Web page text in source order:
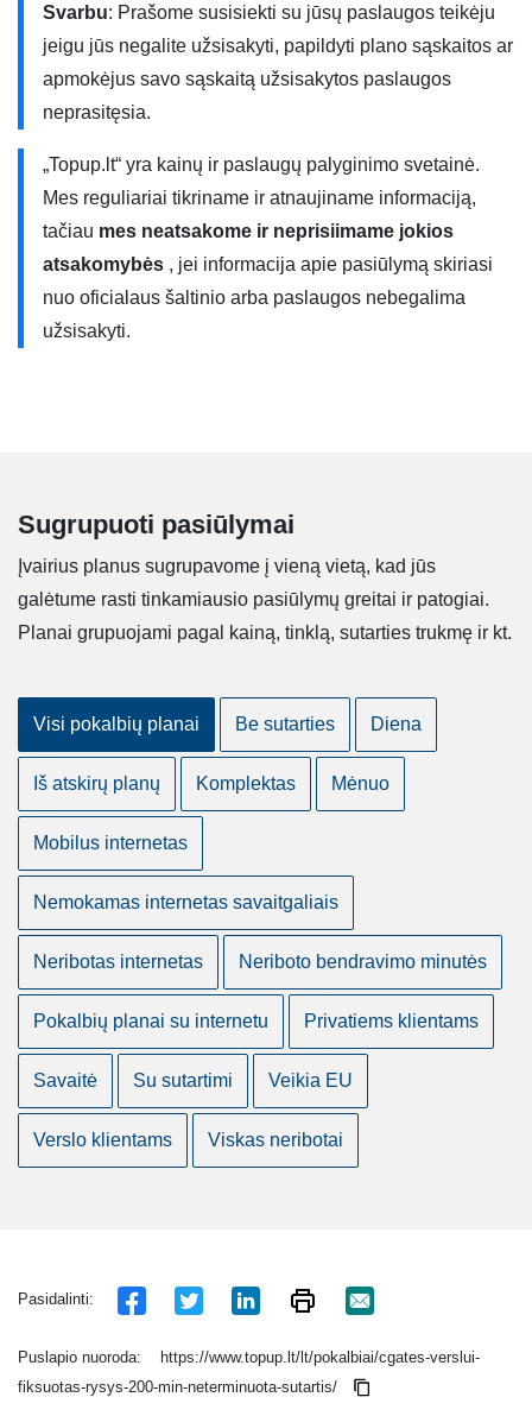
Kainos nurodytos be PVM. Nurodyti mėnesio mokesčiai
galioja juridiniams klientams. „Cgates“ fiksuotojo ryšio
paslaugos teikiamos Vilniuje, Kaune, Šiauliuose,
Panevėžyje, Klaipėdoje, Alytuje, Marijampolėje, Šilutėje,
Vilkaviškyje, Kybartuose, Ukmergėje, Elektrėnuose,
Svarbu: Prašome susisiekti su jūsų paslaugos teikėju
jeigu jūs negalite užsisakyti, papildyti plano sąskaitos ar
apmokėjus savo sąskaitą užsisakytos paslaugos
neprasitęsia.
„Topup.lt“ yra kainų ir paslaugų palyginimo svetainė.
Mes reguliariai tikriname ir atnaujiname informaciją,
tačiau mes neatsakome ir neprisiimame jokios
atsakomybės , jei informacija apie pasiūlymą skiriasi
nuo oficialaus šaltinio arba paslaugos nebegalima
užsisakyti.
Sugrupuoti pasiūlymai
Įvairius planus sugrupavome į vieną vietą, kad jūs
galėtume rasti tinkamiausio pasiūlymų greitai ir patogiai.
Planai grupuojami pagal kainą, tinklą, sutarties trukmę ir kt.
Visi pokalbių planai Be sutarties Diena
Iš atskirų planų Komplektas Mėnuo
Mobilus internetas
Nemokamas internetas savaitgaliais
Neribotas internetas Neriboto bendravimo minutės
Pokalbių planai su internetu Privatiems klientams
Savaitė Su sutartimi Veikia EU
Verslo klientams Viskas neribotai
Pasidalinti:
Puslapio nuoroda:
https://www.topup.lt/lt/pokalbiai/cgates-verslui-
fiksuotas-rysys-200-min-neterminuota-sutartis/